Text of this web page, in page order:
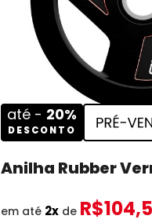
até - 20%
DESCONTO
Anilha Rubber
em até 2xde